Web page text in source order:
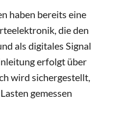
haben bereits eine
die den
als digitales Signal
erfolgt über
wird sichergestellt,
gemessen